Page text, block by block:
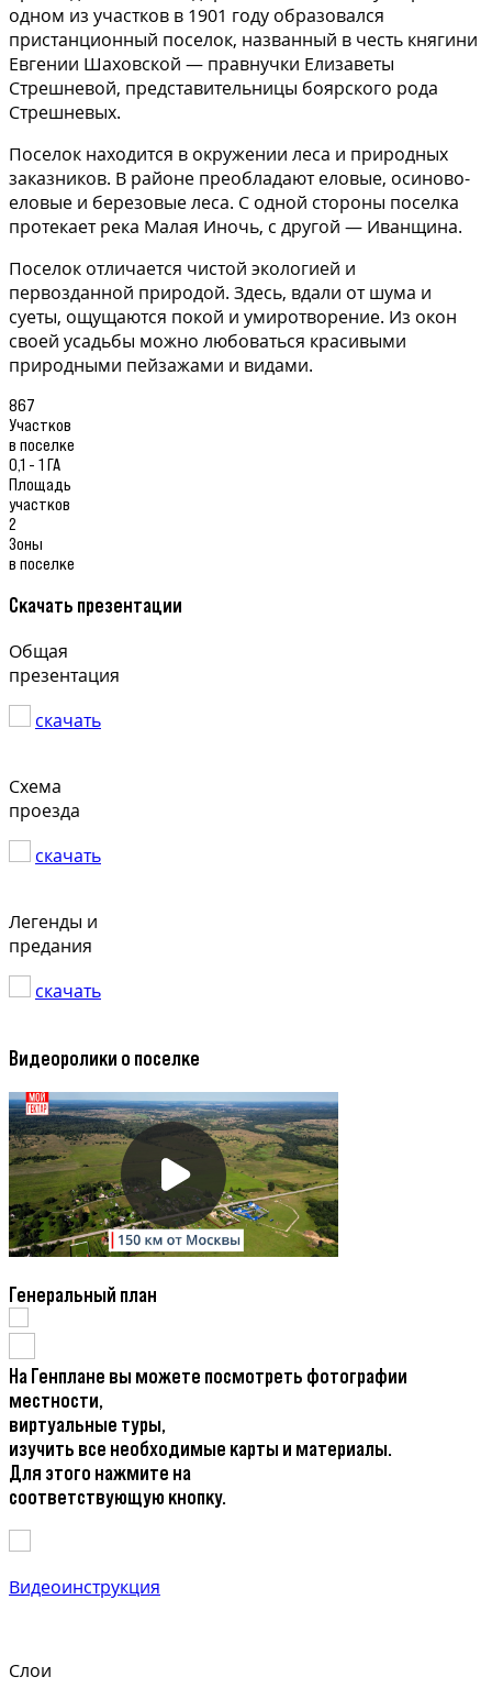
одном из участков в 1901 году образовался
пристанционный поселок, названный в честь княгини
Евгении Шаховской — правнучки Елизаветы
Стрешневой, представительницы боярского рода
Стрешневых.
Поселок находится в окружении леса и природных
заказников. В районе преобладают еловые, осиново-
еловые и березовые леса. С одной стороны поселка
протекает река Малая Иночь, с другой — Иванщина.
Поселок отличается чистой экологией и
первозданной природой. Здесь, вдали от шума и
суеты, ощущаются покой и умиротворение. Из окон
своей усадьбы можно любоваться красивыми
природными пейзажами и видами.
867
Участков
в поселке
0,1 - 1 ГА
Площадь
участков
2
Зоны
в поселке
Скачать презентации
Общая
презентация
скачать
Схема
проезда
скачать
Легенды и
предания
скачать
Видеоролики о поселке
Генеральный план
На Генплане вы можете посмотреть фотографии
местности,
виртуальные туры,
изучить все необходимые карты и материалы.
Для этого нажмите на
соответствующую кнопку.
Видеоинструкция
Слои